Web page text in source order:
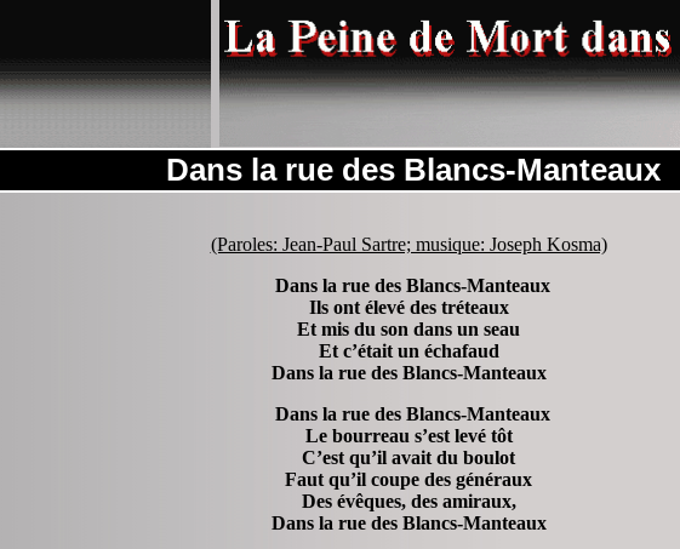
Dans la rue des Blancs-Manteaux
(Paroles: Jean-Paul Sartre; musique: Joseph Kosma)
Dans la rue des Blancs-Manteaux
Ils ont élevé des tréteaux
Et mis du son dans un seau
Et c’était un échafaud
Dans la rue des Blancs-Manteaux
Dans la rue des Blancs-Manteaux
Le bourreau s’est levé tôt
C’est qu’il avait du boulot
Faut qu’il coupe des généraux
Des évêques, des amiraux,
Dans la rue des Blancs-Manteaux